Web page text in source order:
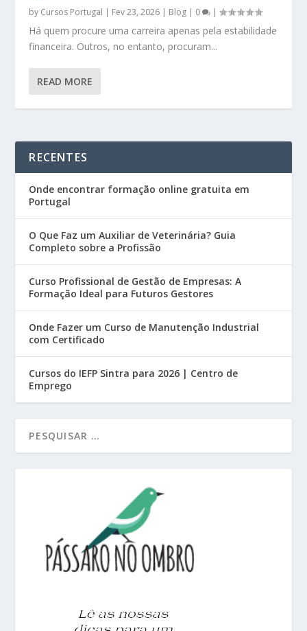
by Cursos Portugal | Fev 23, 2026 | Blog | 0 |
Há quem procure uma carreira apenas pela estabilidade
financeira. Outros, no entanto, procuram...
READ MORE
RECENTES
Onde encontrar formação online gratuita em
Portugal
O Que Faz um Auxiliar de Veterinária? Guia
Completo sobre a Profissão
Curso Profissional de Gestão de Empresas: A
Formação Ideal para Futuros Gestores
Onde Fazer um Curso de Manutenção Industrial
com Certificado
Cursos do IEFP Sintra para 2026 | Centro de
Emprego